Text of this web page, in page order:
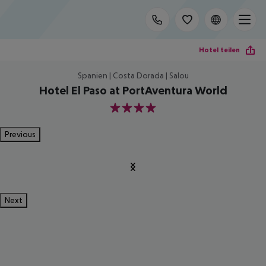
Hotel teilen
Spanien | Costa Dorada | Salou
Hotel El Paso at PortAventura World
4
Previous
Next